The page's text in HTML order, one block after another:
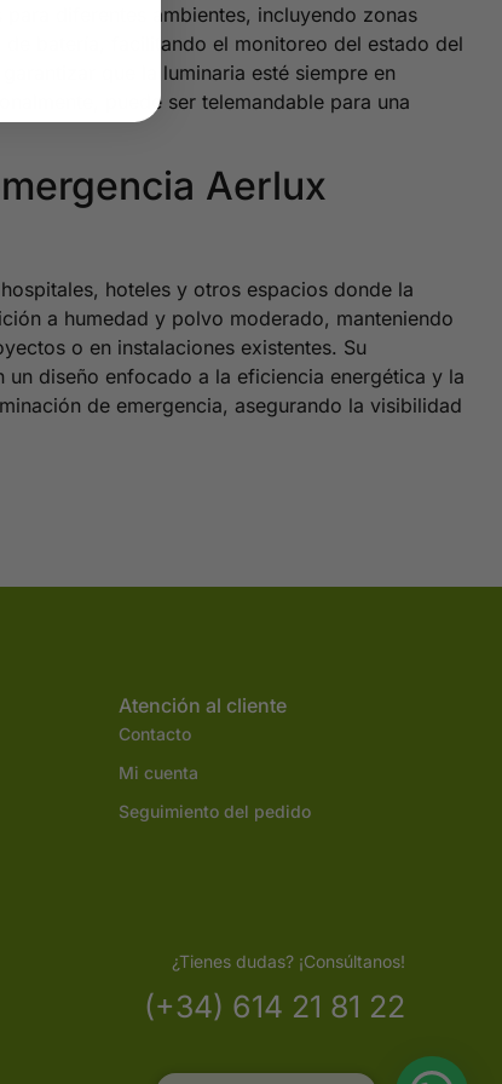
diferentes ambientes, incluyendo zonas
batería, facilitando el monitoreo del estado del
que la luminaria esté siempre en
puede ser telemandable para una
Aerlux
hoteles y otros espacios donde la
a humedad y polvo moderado, manteniendo
o en instalaciones existentes. Su
diseño enfocado a la eficiencia energética y la
de emergencia, asegurando la visibilidad
Atención al cliente
Contacto
Mi cuenta
Seguimiento del pedido
¿Tienes dudas? ¡Consúltanos!
(+34) 614 21 81 22